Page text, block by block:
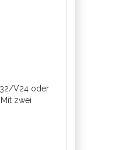
V24 oder
zwei